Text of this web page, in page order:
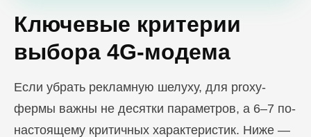
Ключевые критерии
выбора 4G-модема
Если убрать рекламную шелуху, для proxy-
фермы важны не десятки параметров, а 6–7 по-
настоящему критичных характеристик. Ниже —